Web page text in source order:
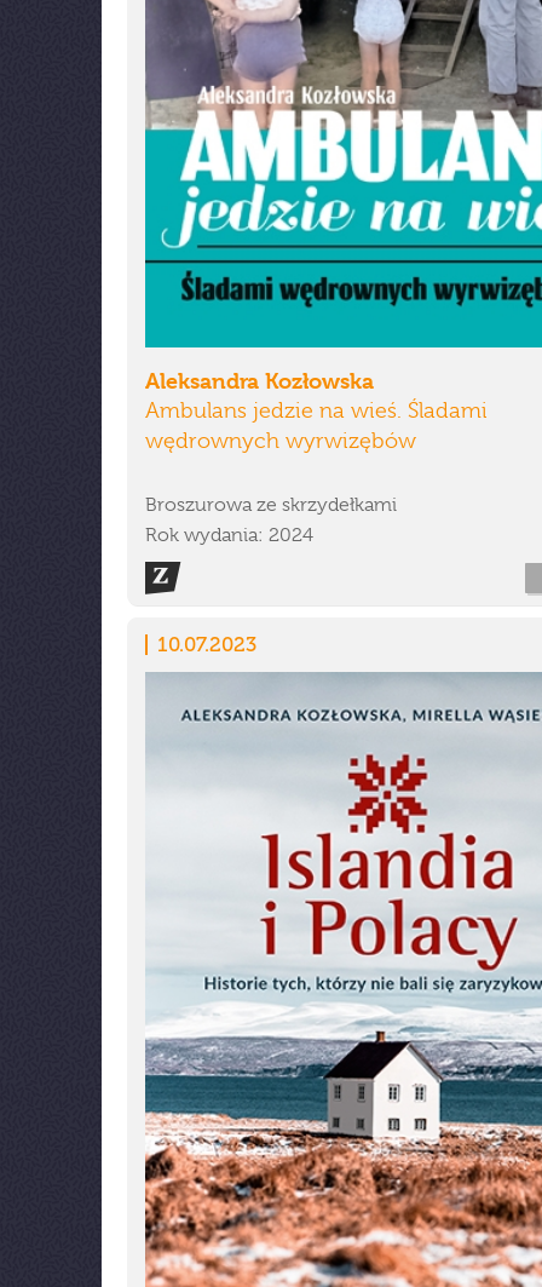
Aleksandra Kozłowska
Ambulans jedzie na wieś. Śladami
wędrownych wyrwizębów
Broszurowa ze skrzydełkami
Rok wydania: 2024
10.07.2023